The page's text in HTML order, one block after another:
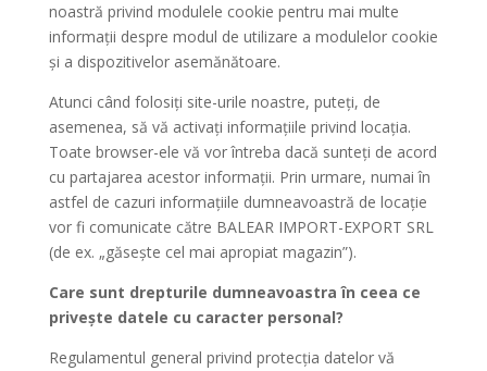
noastră privind modulele cookie pentru mai multe
informații despre modul de utilizare a modulelor cookie
și a dispozitivelor asemănătoare.
Atunci când folosiți site-urile noastre, puteți, de
asemenea, să vă activați informațiile privind locația.
Toate browser-ele vă vor întreba dacă sunteți de acord
cu partajarea acestor informații. Prin urmare, numai în
astfel de cazuri informațiile dumneavoastră de locație
vor fi comunicate către BALEAR IMPORT-EXPORT SRL
(de ex. „găsește cel mai apropiat magazin”).
Care sunt drepturile dumneavoastra în ceea ce
privește datele cu caracter personal?
Regulamentul general privind protecția datelor vă